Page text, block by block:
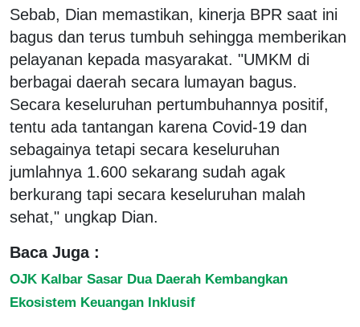
Sebab, Dian memastikan, kinerja BPR saat ini
bagus dan terus tumbuh sehingga memberikan
pelayanan kepada masyarakat. "UMKM di
berbagai daerah secara lumayan bagus.
Secara keseluruhan pertumbuhannya positif,
tentu ada tantangan karena Covid-19 dan
sebagainya tetapi secara keseluruhan
jumlahnya 1.600 sekarang sudah agak
berkurang tapi secara keseluruhan malah
sehat," ungkap Dian.
Baca Juga :
OJK Kalbar Sasar Dua Daerah Kembangkan
Ekosistem Keuangan Inklusif